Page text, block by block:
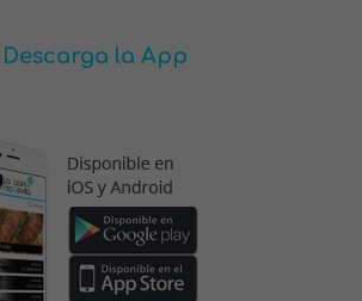
Descarga la App